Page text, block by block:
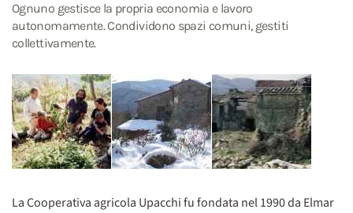
Ognuno gestisce la propria economia e lavoro
autonomamente. Condividono spazi comuni, gestiti
collettivamente.
La Cooperativa agricola Upacchi fu fondata nel 1990 da Elmar